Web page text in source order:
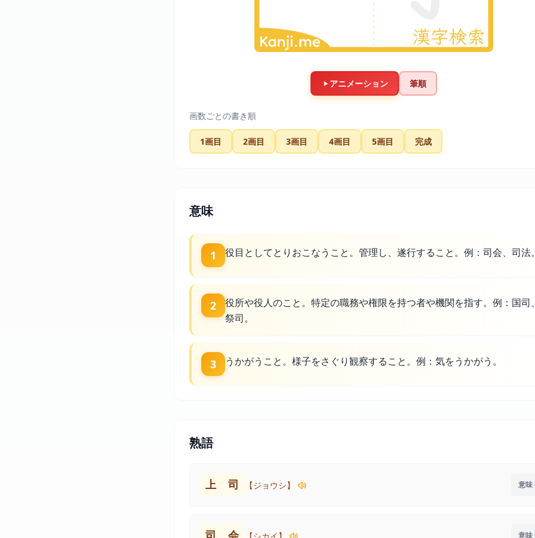
アニメーション 筆順
画数ごとの書き順
1画目 2画目 3画目 4画目 5画目 完成
意味
1 役目としてとりおこなうこと。管理し、遂行すること。例：司会、司法
2
役所や役人のこと。特定の職務や権限を持つ者や機関を指す。例：国司
祭司。
3 うかがうこと。様子をさぐり観察すること。例：気をうかがう。
熟語
上 司 【ジョウシ】
司 会